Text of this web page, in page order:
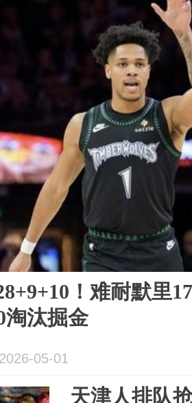
！难耐默里
淘汰掘金
05-01
天津人排队